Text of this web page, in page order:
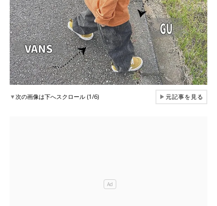
▼次の画像は下へスクロール (1/6) ▶元記事を見る